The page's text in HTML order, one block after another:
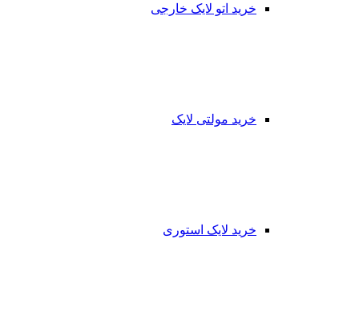
خرید اتو لایک خارجی
خرید مولتی لایک
خرید لایک استوری